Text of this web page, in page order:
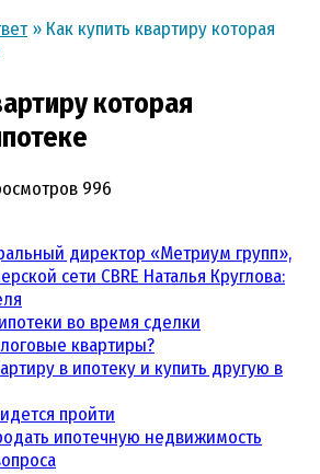
» Как купить квартиру которая
которая
996
директор «Метриум групп»,
сети CBRE Наталья Круглова:
во время сделки
квартиры?
в ипотеку и купить другую в
пройти
ипотечную недвижимость